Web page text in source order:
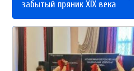
забытый пряник XIX века